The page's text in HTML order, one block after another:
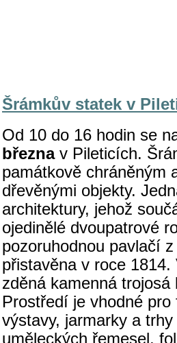
Šrámkův statek v
Od 10 do 16 hodin se
března v Pileticích.
památkově chráněným
dřevěnými objekty.
architektury, jehož
ojedinělé dvoupatrové
pozoruhodnou pavlačí
přistavěna v roce
zděná kamenná
Prostředí je vhodné
výstavy, jarmarky a
uměleckých řemesel,